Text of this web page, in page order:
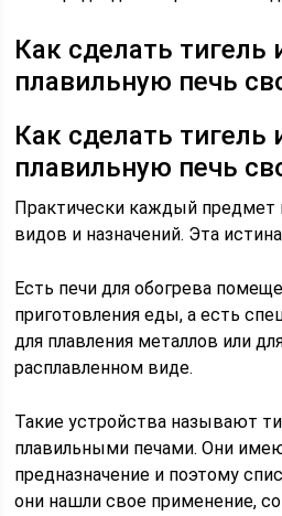
Как сделать тигель
плавильную печь
Как сделать тигель
плавильную печь
Практически каждый предмет
видов и назначений. Эта
Есть печи для обогрева
приготовления еды, а есть
для плавления металлов или
расплавленном виде.
Такие устройства называют
плавильными печами. Они
предназначение и поэтому
они нашли свое применение,